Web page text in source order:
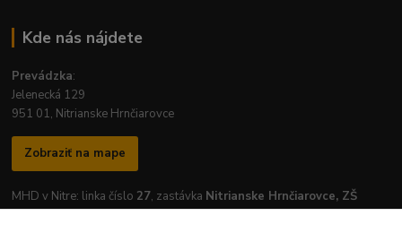
Kde nás nájdete
Prevádzka:
Jelenecká 129
951 01, Nitrianske Hrnčiarovce
Zobraziť na mape
MHD v Nitre: linka číslo 27, zastávka Nitrianske Hrnčiarovce, ZŠ